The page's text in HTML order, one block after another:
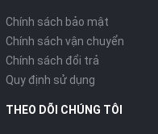
Chính sách bảo mật
Chính sách vận chuyển
Chính sách đổi trả
Quy định sử dụng
THEO DÕI CHÚNG TÔI